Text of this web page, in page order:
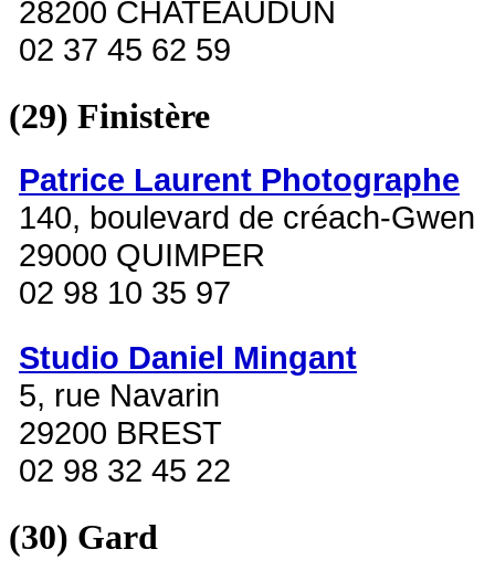
28200 CHATEAUDUN
02 37 45 62 59
(29) Finistère
Patrice Laurent Photographe
140, boulevard de créach-Gwen
29000 QUIMPER
02 98 10 35 97
Studio Daniel Mingant
5, rue Navarin
29200 BREST
02 98 32 45 22
(30) Gard